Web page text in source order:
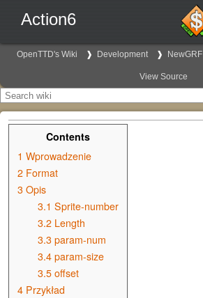
Action6
OpenTTD's Wiki Development NewGRF
View Source
Contents
1 Wprowadzenie
2 Format
3 Opis
3.1 Sprite-number
3.2 Length
3.3 param-num
3.4 param-size
3.5 offset
4 Przykład